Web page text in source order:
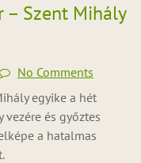
– Szent Mihály
No Comments
egyike a hét
és győztes
a hatalmas